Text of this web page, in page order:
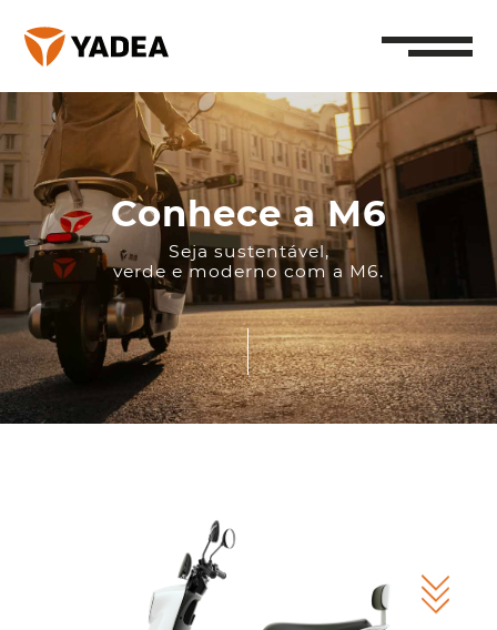
Conhece a M6
Seja sustentável,
verde e moderno com a M6.